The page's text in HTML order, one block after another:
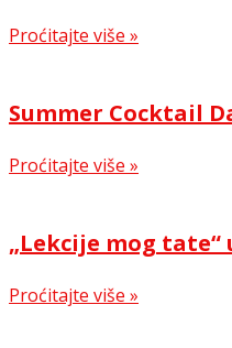
Proćitajte više »
Summer Cocktail
Proćitajte više »
„Lekcije mog
Proćitajte više »